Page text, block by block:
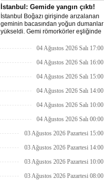
İstanbul: Gemide yangın çıktı!
İstanbul Boğazı girişinde arızalanan
geminin bacasından yoğun dumanlar
yükseldi. Gemi römorkörler eşliğinde
04 Ağustos 2026 Salı 17:00
04 Ağustos 2026 Salı 16:00
04 Ağustos 2026 Salı 15:00
04 Ağustos 2026 Salı 14:00
04 Ağustos 2026 Salı 10:00
04 Ağustos 2026 Salı 00:00
03 Ağustos 2026 Pazartesi 15:00
03 Ağustos 2026 Pazartesi 14:00
03 Ağustos 2026 Pazartesi 10:00
03 Ağustos 2026 Pazartesi 08:00